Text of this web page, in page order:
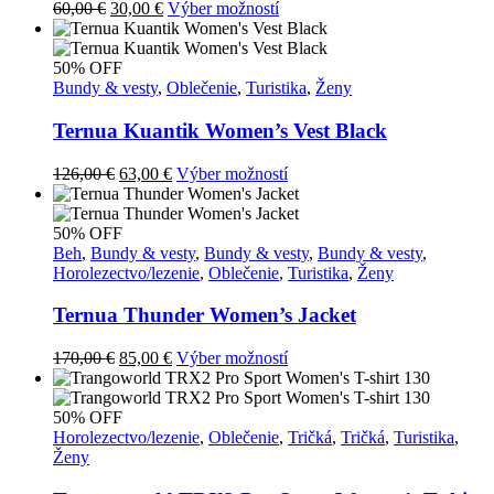
60,00€ Pôvodná
cena
bola:
60,00 €.
30,00 €Aktuálna
cena
je:
Výber možnostíTento
produkt
má
variantov.
si
môžete
vybrať
na
stránke
produktu.
50% OFF
Bundy & vesty, Oblečenie, Turistika, Ženy
Ternua Kuantik Women’s Vest Black
126,00€ Pôvodná
cena
bola:
126,00 €.
63,00 €Aktuálna
cena
je:
Výber možnostíTento
produkt
má
variantov.
Možnosti
môžete
na
stránke
produktu.
50% OFF
Beh, Bundy & vesty, Bundy & vesty, Bundy & vesty,
Horolezectvo/lezenie, Oblečenie, Turistika, Ženy
Ternua Thunder Women’s Jacket
170,00€ Pôvodná
cena
bola:
170,00 €.
85,00 €Aktuálna
cena
je:
Výber možnostíTento
produkt
má
variantov.
50% OFF
Horolezectvo/lezenie, Oblečenie, Tričká, Tričká, Turistika,
Ženy